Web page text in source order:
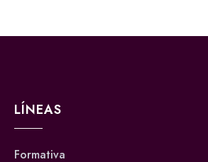
LÍNEAS
Formativa